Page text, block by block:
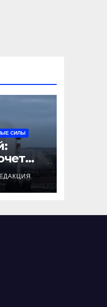
СИЛЫ
и